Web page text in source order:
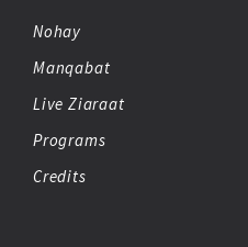
Nohay
Manqabat
Live Ziaraat
Programs
Credits